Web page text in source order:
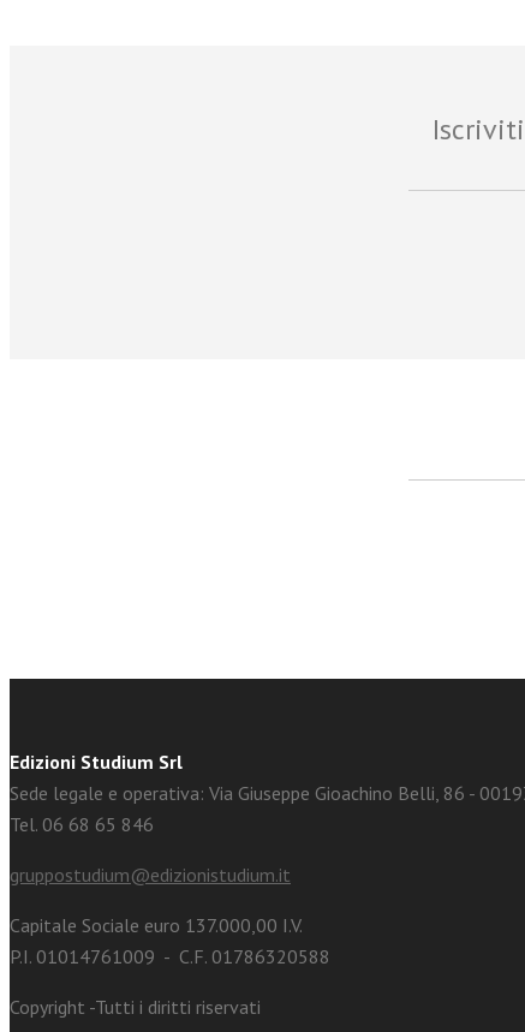
Edizioni Studium Srl
Sede legale e operativa: Via Giuseppe Gioachino Belli, 86 -
Tel. 06 68 65 846
gruppostudium@edizionistudium.it
Capitale Sociale euro 137.000,00 I.V.
P.I. 01014761009 - C.F. 01786320588
Copyright -Tutti i diritti riservati